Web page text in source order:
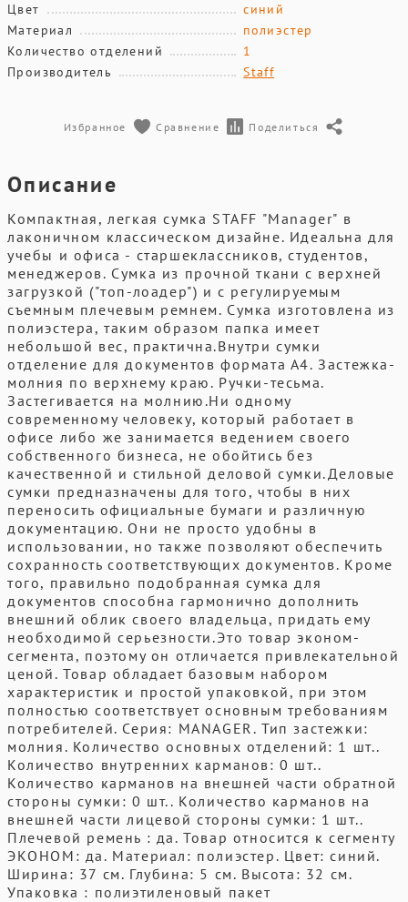
Цвет
синий
Материал
полиэстер
Количество отделений
1
Производитель
Staff
Избранное Сравнение Поделиться
Описание
Компактная, легкая сумка STAFF "Manager" в
лаконичном классическом дизайне. Идеальна для
учебы и офиса - старшеклассников, студентов,
менеджеров. Сумка из прочной ткани с верхней
загрузкой ("топ-лоадер") и с регулируемым
съемным плечевым ремнем. Сумка изготовлена из
полиэстера, таким образом папка имеет
небольшой вес, практична.Внутри сумки
отделение для документов формата А4. Застежка-
молния по верхнему краю. Ручки-тесьма.
Застегивается на молнию.Ни одному
современному человеку, который работает в
офисе либо же занимается ведением своего
собственного бизнеса, не обойтись без
качественной и стильной деловой сумки.Деловые
сумки предназначены для того, чтобы в них
переносить официальные бумаги и различную
документацию. Они не просто удобны в
использовании, но также позволяют обеспечить
сохранность соответствующих документов. Кроме
того, правильно подобранная сумка для
документов способна гармонично дополнить
внешний облик своего владельца, придать ему
необходимой серьезности.Это товар эконом-
сегмента, поэтому он отличается привлекательной
ценой. Товар обладает базовым набором
характеристик и простой упаковкой, при этом
полностью соответствует основным требованиям
потребителей. Серия: MANAGER. Тип застежки:
молния. Количество основных отделений: 1 шт..
Количество внутренних карманов: 0 шт..
Количество карманов на внешней части обратной
стороны сумки: 0 шт.. Количество карманов на
внешней части лицевой стороны сумки: 1 шт..
Плечевой ремень : да. Товар относится к сегменту
ЭКОНОМ: да. Материал: полиэстер. Цвет: синий.
Ширина: 37 см. Глубина: 5 см. Высота: 32 см.
Упаковка : полиэтиленовый пакет